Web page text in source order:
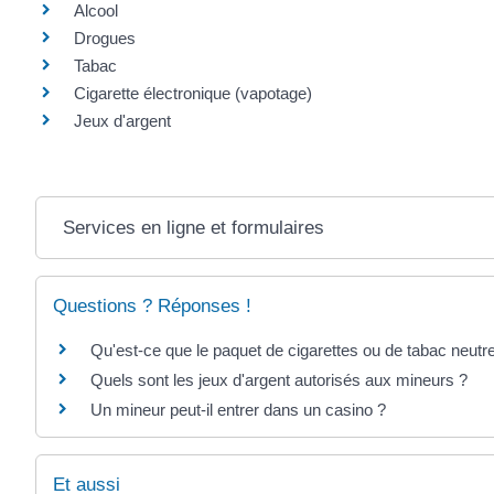
Alcool
Drogues
Tabac
Cigarette électronique (vapotage)
Jeux d'argent
Services en ligne et formulaires
Questions ? Réponses !
Qu'est-ce que le paquet de cigarettes ou de tabac
Quels sont les jeux d'argent autorisés aux mineurs ?
Un mineur peut-il entrer dans un casino ?
Et aussi